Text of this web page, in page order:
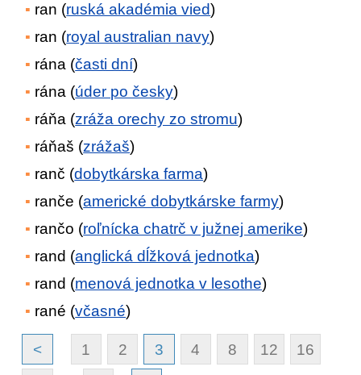
ran (ruská akadémia vied)
ran (royal australian navy)
rána (časti dní)
rána (úder po česky)
ráňa (zráža orechy zo stromu)
ráňaš (zrážaš)
ranč (dobytkárska farma)
ranče (americké dobytkárske farmy)
rančo (roľnícka chatrč v južnej amerike)
rand (anglická dĺžková jednotka)
rand (menová jednotka v lesothe)
rané (včasné)
< 1 2 3 4 8 12 16